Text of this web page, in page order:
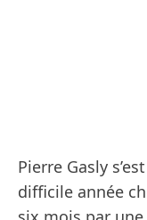
Pierre Gasly
difficile année